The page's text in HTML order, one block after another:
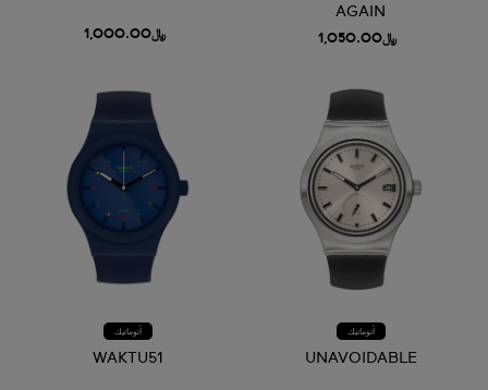
AGAIN
﷼1,050.00 ﷼1,000.00
أتوماتيك
UNAVOIDABLE
أتوماتيك
WAKTU51